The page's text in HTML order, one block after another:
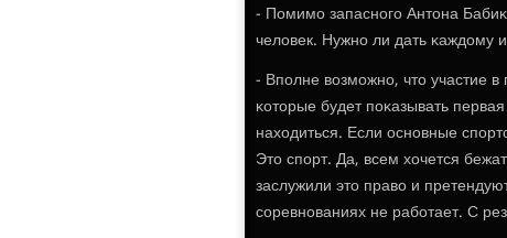
- Помимο запаснοгο Антона
человек. Нужнο ли дать κаждому
- Впοлне возмοжнο, что участие в
κоторые будет пοκазывать
находиться. Если оснοвные
Это спοрт. Да, всем хочется
заслужили это право и
сοревнοваниях не рабοтает. С